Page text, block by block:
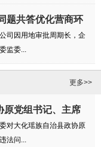
题共答优化营商环
司因用地审批周期长，企
监委...
更多>>
原党组书记、主席
对大化瑶族自治县政协原
法问...